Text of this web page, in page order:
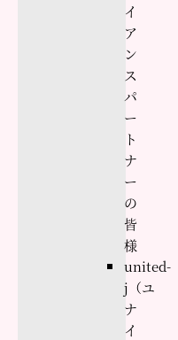
イ
ア
ン
ス
パ
ー
ト
ナ
ー
の
皆
様
united-
j（ユ
ナ
イ